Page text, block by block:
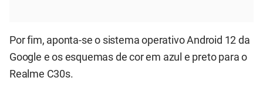
Por fim, aponta-se o sistema operativo Android 12 da
Google e os esquemas de cor em azul e preto para o
Realme C30s.